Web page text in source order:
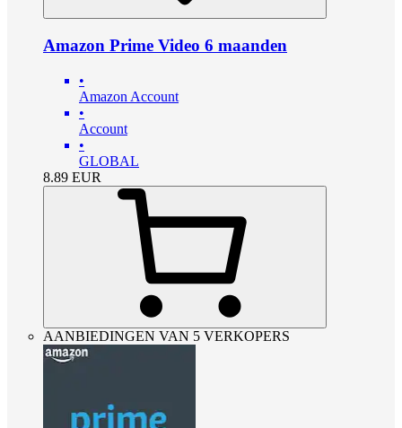
Amazon Prime Video 6 maanden
•
Amazon Account
•
Account
•
GLOBAL
8.89 EUR
AANBIEDINGEN VAN 5 VERKOPERS